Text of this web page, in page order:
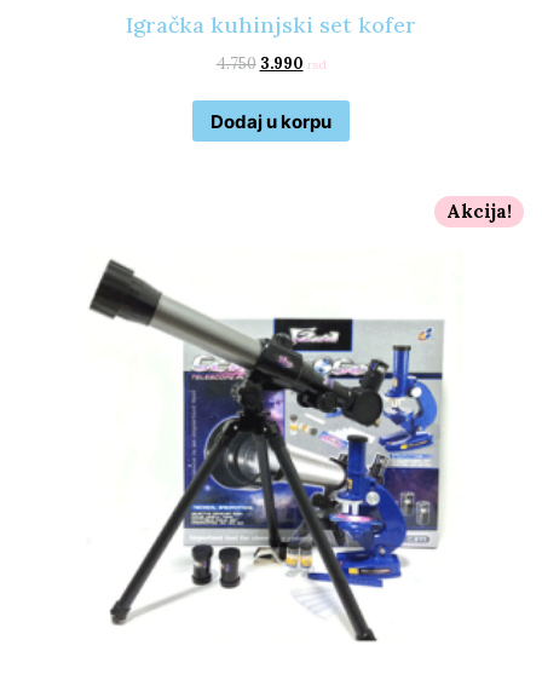
Igračka kuhinjski set kofer
4.750 3.990 rsd
Dodaj u korpu
Akcija!